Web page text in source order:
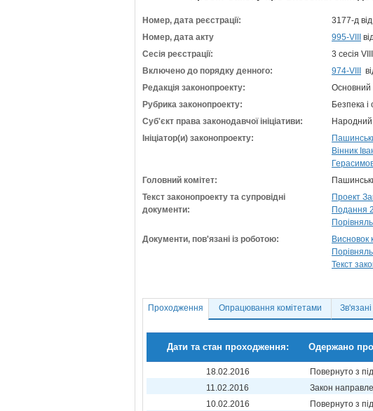
Номер, дата реєстрації:
3177-д
Номер, дата акту
995-VIII
Сесія реєстрації:
3 сесія
Включено до порядку денного:
974-VIII
Редакція законопроекту:
Основний
Рубрика законопроекту:
Безпека
Суб'єкт права законодавчої ініціативи:
Народний
Ініціатор(и) законопроекту:
Вінник
Головний комітет:
Текст законопроекту та супровідні
документи:
Проект
Подання
Документи, пов'язані із роботою:
Висновок
Текст
Проходження Опрацювання комітетами
Дати та стан проходження: Одержано
18.02.2016
Повернуто з
11.02.2016
Закон
10.02.2016
Повернуто з